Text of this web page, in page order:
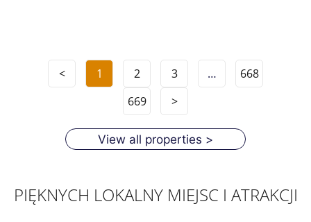
< 1 2 3 …
668
669
>
View all properties >
PIĘKNYCH LOKALNY MIEJSC I ATRAKCJI